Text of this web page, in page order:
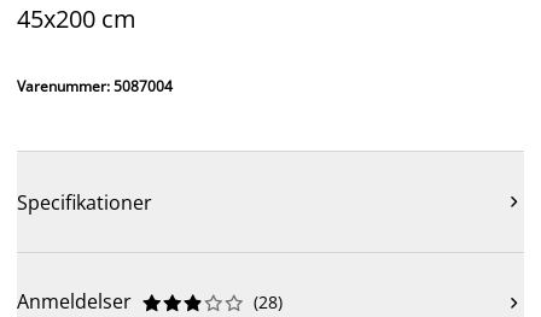
45x200 cm
Varenummer: 5087004
Specifikationer 
Anmeldelser 




 (28) 